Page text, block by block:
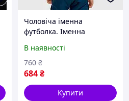
Чоловіча іменна
футболка. Іменна
футболка.
В наявності
684₴
760 ₴
Купити